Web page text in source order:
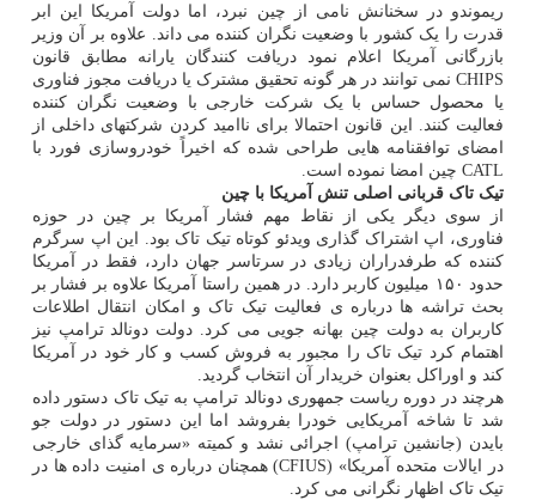
ریموندو در سخنانش نامی از چین نبرد، اما دولت آمریکا این ابر
قدرت را یک کشور با وضعیت نگران کننده می داند. علاوه بر آن وزیر
بازرگانی آمریکا اعلام نمود دریافت کنندگان یارانه مطابق قانون
CHIPS نمی توانند در هر گونه تحقیق مشترک یا دریافت مجوز فناوری
یا محصول حساس با یک شرکت خارجی با وضعیت نگران کننده
فعالیت کنند. این قانون احتمالا برای ناامید کردن شرکتهای داخلی از
امضای توافقنامه هایی طراحی شده که اخیراً خودروسازی فورد با
CATL چین امضا نموده است.
تیک تاک قربانی اصلی تنش آمریکا با چین
از سوی دیگر یکی از نقاط مهم فشار آمریکا بر چین در حوزه
فناوری، اپ اشتراک گذاری ویدئو کوتاه تیک تاک بود. این اپ سرگرم
کننده که طرفدراران زیادی در سرتاسر جهان دارد، فقط در آمریکا
حدود ۱۵۰ میلیون کاربر دارد. در همین راستا آمریکا علاوه بر فشار بر
بحث تراشه ها درباره ی فعالیت تیک تاک و امکان انتقال اطلاعات
کاربران به دولت چین بهانه جویی می کرد. دولت دونالد ترامپ نیز
اهتمام کرد تیک تاک را مجبور به فروش کسب و کار خود در آمریکا
کند و اوراکل بعنوان خریدار آن انتخاب گردید.
هرچند در دوره ریاست جمهوری دونالد ترامپ به تیک تاک دستور داده
شد تا شاخه آمریکایی خودرا بفروشد اما این دستور در دولت جو
بایدن (جانشین ترامپ) اجرائی نشد و کمیته «سرمایه گذای خارجی
در ایالات متحده آمریکا» (CFIUS) همچنان درباره ی امنیت داده ها در
تیک تاک اظهار نگرانی می کرد.